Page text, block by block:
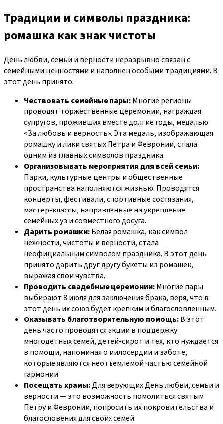
Традиции и символы праздника:
ромашка как знак чистоты
День любви, семьи и верности неразрывно связан с
семейными ценностями и наполнен особыми традициями. В
этот день принято:
Чествовать семейные пары:Многие регионы
проводят торжественные церемонии, награждая
супругов, проживших вместе долгие годы, медалью
«За любовь и верность». Эта медаль, изображающая
ромашку и лики святых Петра и Февронии, стала
одним из главных символов праздника.
Организовывать мероприятия для всей семьи:
Парки, культурные центры и общественные
пространства наполняются жизнью. Проводятся
концерты, фестивали, спортивные состязания,
мастер-классы, направленные на укрепление
семейных уз и совместного досуга.
Дарить ромашки:Белая ромашка, как символ
нежности, чистоты и верности, стала
неофициальным символом праздника. В этот день
принято дарить друг другу букеты из ромашек,
выражая свои чувства.
Проводить свадебные церемонии:Многие пары
выбирают 8 июля для заключения брака, веря, что в
этот день их союз будет крепким и благословленным.
Оказывать благотворительную помощь:В этот
день часто проводятся акции в поддержку
многодетных семей, детей-сирот и тех, кто нуждается
в помощи, напоминая о милосердии и заботе,
которые являются неотъемлемой частью семейной
гармонии.
Посещать храмы:Для верующих День любви, семьи и
верности — это возможность помолиться святым
Петру и Февронии, попросить их покровительства и
благословения для своих семей.